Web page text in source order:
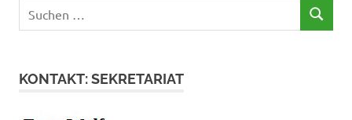
nach:
SUCHEN
KONTAKT: SEKRETARIAT